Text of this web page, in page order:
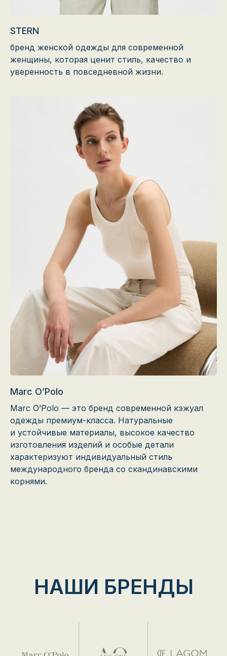
STERN
бренд женской одежды для современной
женщины, которая ценит стиль, качество и
уверенность в повседневной жизни.
Marc O’Polo
Marc O’Polo — это бренд современной кэжуал
одежды премиум-класса. Натуральные
и устойчивые материалы, высокое качество
изготовления изделий и особые детали
характеризуют индивидуальный стиль
международного бренда со скандинавскими
корнями.
НАШИ БРЕНДЫ